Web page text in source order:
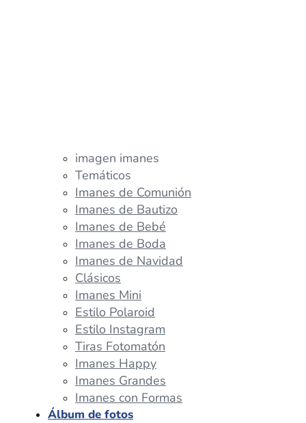
imagen imanes
Temáticos
Imanes de Comunión
Imanes de Bautizo
Imanes de Bebé
Imanes de Boda
Imanes de Navidad
Clásicos
Imanes Mini
Estilo Polaroid
Estilo Instagram
Tiras Fotomatón
Imanes Happy
Imanes Grandes
Imanes con Formas
Álbum de fotos